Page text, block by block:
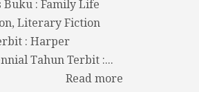
Buku : Family Life
Literary Fiction
: Harper
Tahun Terbit :...
Read more